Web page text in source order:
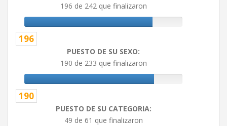
196 de 242 que finalizaron
196
PUESTO DE SU SEXO:
190 de 233 que finalizaron
190
PUESTO DE SU CATEGORIA:
49 de 61 que finalizaron